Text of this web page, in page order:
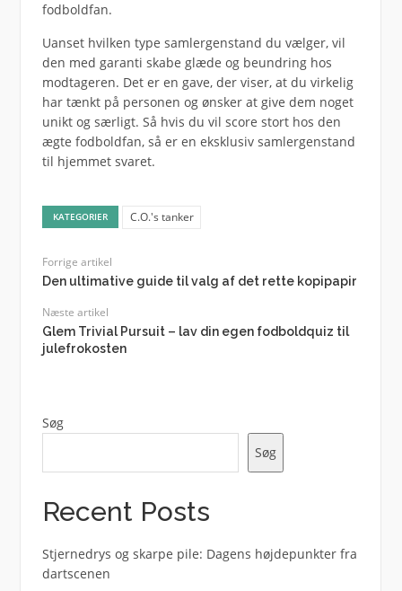
fodboldfan.
Uanset hvilken type samlergenstand du vælger, vil
den med garanti skabe glæde og beundring hos
modtageren. Det er en gave, der viser, at du virkelig
har tænkt på personen og ønsker at give dem noget
unikt og særligt. Så hvis du vil score stort hos den
ægte fodboldfan, så er en eksklusiv samlergenstand
til hjemmet svaret.
KATEGORIER C.O.'s tanker
Forrige artikel
Den ultimative guide til valg af det rette kopipapir
Næste artikel
Glem Trivial Pursuit – lav din egen fodboldquiz til
julefrokosten
Søg
Søg
Recent Posts
Stjernedrys og skarpe pile: Dagens højdepunkter fra
dartscenen